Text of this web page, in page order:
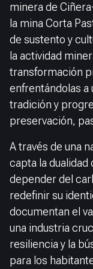
minera de
la mina Corta
de sustento y
la actividad
transformación
enfrentándolas
tradición y
preservación,
A través de una
capta la dualidad
depender del
redefinir su
documentan el
una industria
resiliencia y la
para los